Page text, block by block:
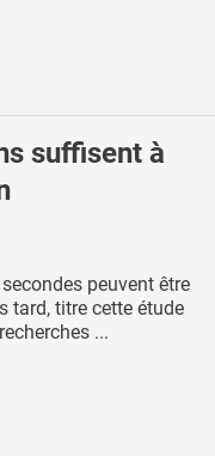
suffisent à
peuvent être
tard, titre cette étude
...